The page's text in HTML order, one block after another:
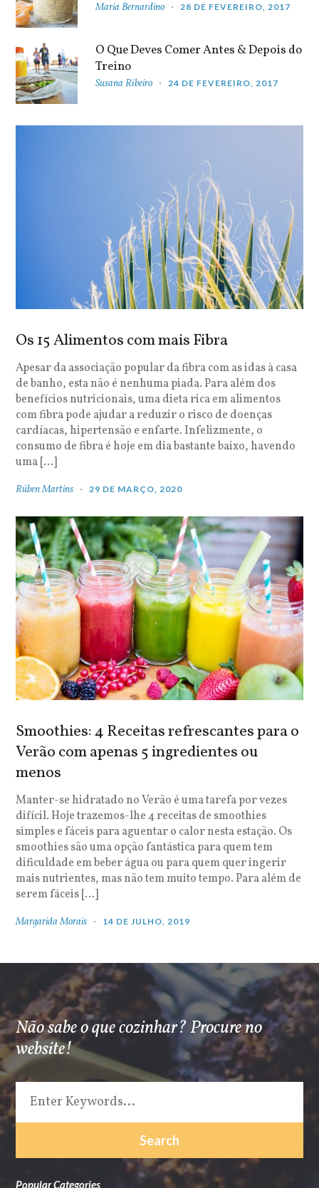
Maria Bernardino 28 DE FEVEREIRO, 2017
O Que Deves Comer Antes & Depois do
Treino
Susana Ribeiro 24 DE FEVEREIRO, 2017
Os 15 Alimentos com mais Fibra
Apesar da associação popular da fibra com as idas à casa
de banho, esta não é nenhuma piada. Para além dos
benefícios nutricionais, uma dieta rica em alimentos
com fibra pode ajudar a reduzir o risco de doenças
cardíacas, hipertensão e enfarte. Infelizmente, o
consumo de fibra é hoje em dia bastante baixo, havendo
uma […]
Rúben Martins 29 DE MARÇO, 2020
Smoothies: 4 Receitas refrescantes para o
Verão com apenas 5 ingredientes ou
menos
Manter-se hidratado no Verão é uma tarefa por vezes
difícil. Hoje trazemos-lhe 4 receitas de smoothies
simples e fáceis para aguentar o calor nesta estação. Os
smoothies são uma opção fantástica para quem tem
dificuldade em beber água ou para quem quer ingerir
mais nutrientes, mas não tem muito tempo. Para além de
serem fáceis […]
Margarida Morais 14 DE JULHO, 2019
Não sabe o que cozinhar? Procure no
website!
Popular Categories